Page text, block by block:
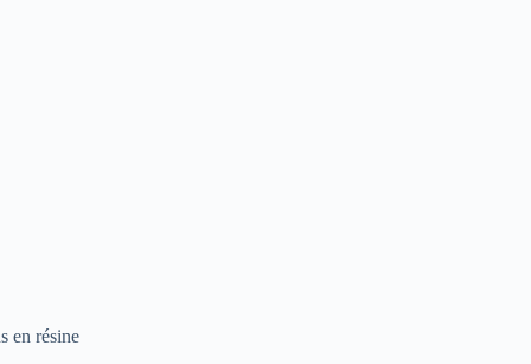
en résine